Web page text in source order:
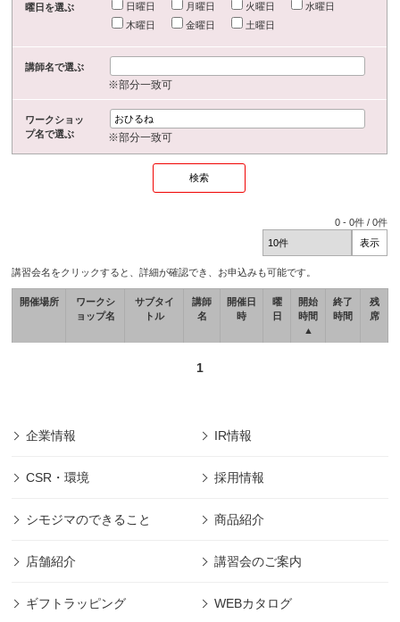
曜日を選ぶ 日曜日 月曜日 火曜日
水曜日
木曜日
金曜日 土曜日
講師名で選ぶ
※部分一致可
ワークショッ
プ名で選ぶ
※部分一致可
0 -0件 /0件
講習会名をクリックすると、詳細が確認でき、お申込みも可能です。
開催場所
ワークシ
ョップ名
サブタイ
トル
講師
名
開催日
時
曜
日
開始
時間
▲
終了
時間
残
席
1
企業情報 IR情報
CSR・環境 採用情報
シモジマのできること 商品紹介
店舗紹介 講習会のご案内
ギフトラッピング WEBカタログ